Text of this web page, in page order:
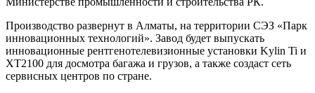
Производство развернут в Алматы, на территории СЭЗ «Парк
инновационных технологий». Завод будет выпускать
инновационные рентгенотелевизионные установки Kylin Ti и
XT2100 для досмотра багажа и грузов, а также создаст сеть
сервисных центров по стране.